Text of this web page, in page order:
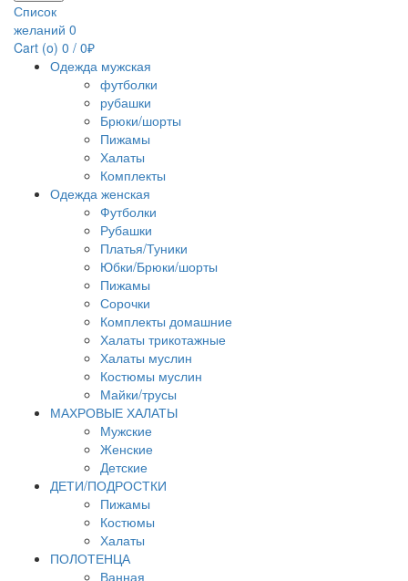
Список
желаний 0
Cart (o) 0 / 0₽
Одежда мужская
футболки
рубашки
Брюки/шорты
Пижамы
Халаты
Комплекты
Одежда женская
Футболки
Рубашки
Платья/Туники
Юбки/Брюки/шорты
Пижамы
Сорочки
Комплекты домашние
Халаты трикотажные
Халаты муслин
Костюмы муслин
Майки/трусы
МАХРОВЫЕ ХАЛАТЫ
Мужские
Женские
Детские
ДЕТИ/ПОДРОСТКИ
Пижамы
Костюмы
Халаты
ПОЛОТЕНЦА
Ванная